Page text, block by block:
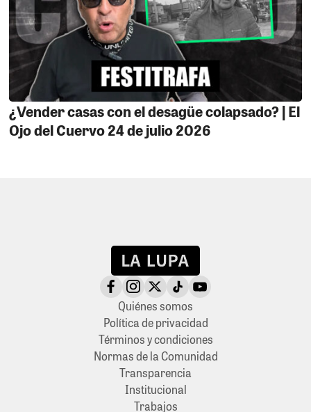
¿Vender casas con el desagüe colapsado? | El
Ojo del Cuervo 24 de julio 2026
Quiénes somos
Política de privacidad
Términos y condiciones
Normas de la Comunidad
Transparencia
Institucional
Trabajos